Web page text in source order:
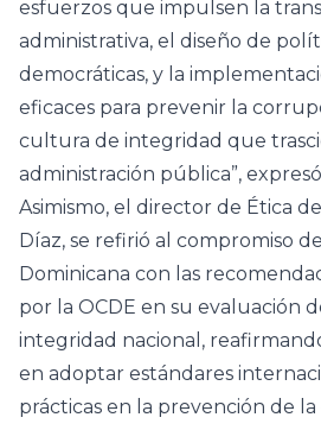
esfuerzos que impulsen la
administrativa, el diseño de
democráticas, y la
eficaces para prevenir la
cultura de integridad que
administración pública”,
Asimismo, el director de Ética
Díaz, se refirió al compromiso
Dominicana con las
por la OCDE en su evaluación
integridad nacional,
en adoptar estándares
prácticas en la prevención de